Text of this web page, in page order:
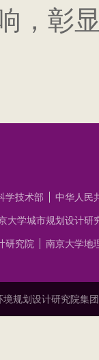
，彰
学技术部 中华人民
大学城市规划设计研
研究院 南京大学地
境规划设计研究院集